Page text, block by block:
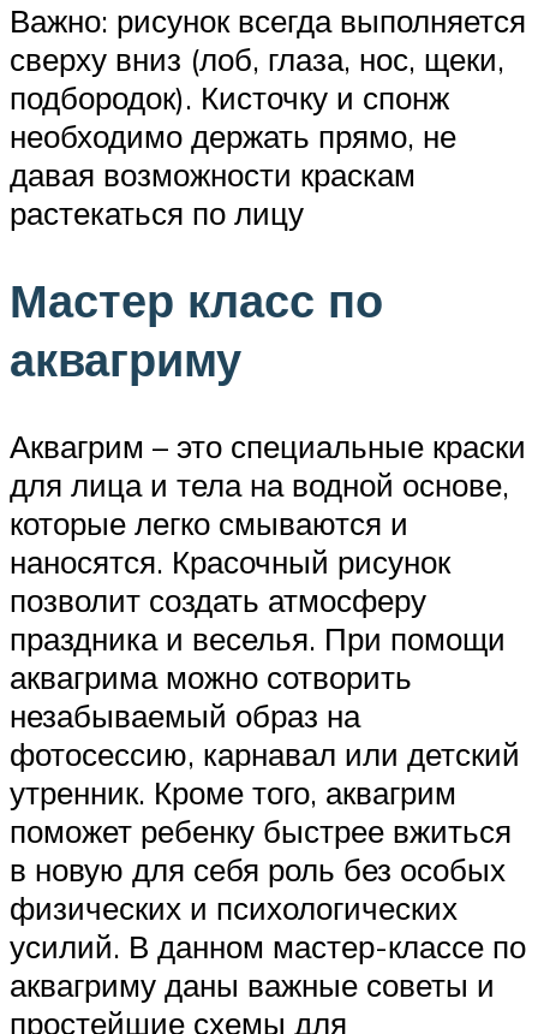
Важно: рисунок всегда выполняется
сверху вниз (лоб, глаза, нос, щеки,
подбородок). Кисточку и спонж
необходимо держать прямо, не
давая возможности краскам
растекаться по лицу
Мастер класс по
аквагриму
Аквагрим – это специальные краски
для лица и тела на водной основе,
которые легко смываются и
наносятся. Красочный рисунок
позволит создать атмосферу
праздника и веселья. При помощи
аквагрима можно сотворить
незабываемый образ на
фотосессию, карнавал или детский
утренник. Кроме того, аквагрим
поможет ребенку быстрее вжиться
в новую для себя роль без особых
физических и психологических
усилий. В данном мастер-классе по
аквагриму даны важные советы и
простейшие схемы для